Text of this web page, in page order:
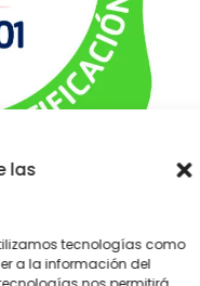
las
tecnologías como
a la información del
Cookies|Política